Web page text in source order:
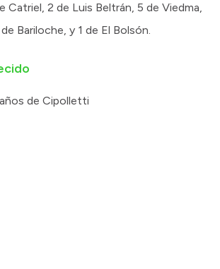
Catriel, 2 de Luis Beltrán, 5 de Viedma,
Bariloche, y 1 de El Bolsón.
de Cipolletti